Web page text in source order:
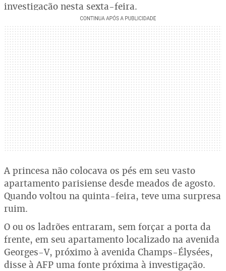
investigação nesta sexta-feira.
A princesa não colocava os pés em seu vasto
apartamento parisiense desde meados de agosto.
Quando voltou na quinta-feira, teve uma surpresa
ruim.
O ou os ladrões entraram, sem forçar a porta da
frente, em seu apartamento localizado na avenida
Georges-V, próximo à avenida Champs-Élysées,
disse à AFP uma fonte próxima à investigação.